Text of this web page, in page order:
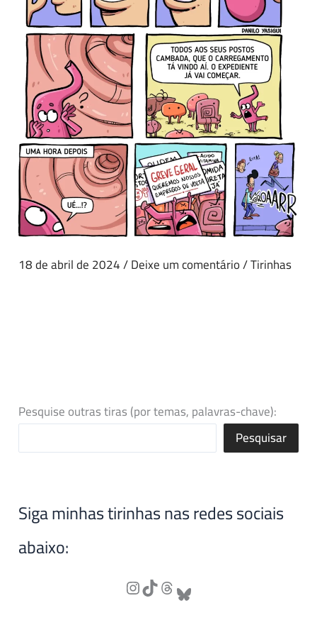
18 de abril de 2024/Deixe um comentário/Tirinhas
Pesquise outras tiras (por temas, palavras-chave):
Pesquisar
Siga minhas tirinhas nas redes sociais
abaixo: